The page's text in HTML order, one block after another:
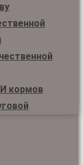
кормов